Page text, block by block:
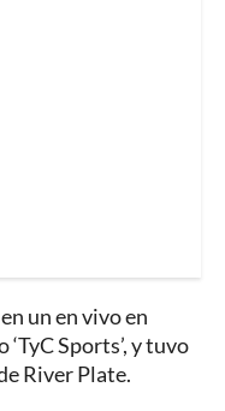
un en vivo en
Sports’, y tuvo
River Plate.